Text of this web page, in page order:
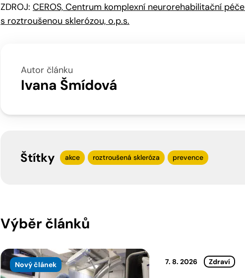
ZDROJ: CEROS, Centrum komplexní neurorehabilitační
s roztroušenou sklerózou, o.p.s.
Autor článku
Ivana Šmídová
Štítky akce roztroušená skleróza prevence
Výběr článků
Nový článek 7. 8. 2026 Zdraví